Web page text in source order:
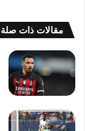
مقالات ذات صلة